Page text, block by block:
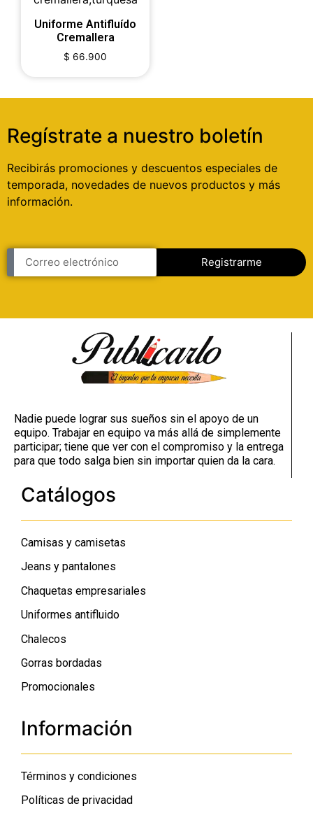
Uniforme Antifluído
Cremallera
$ 66.900
Regístrate a nuestro boletín
Recibirás promociones y descuentos especiales de
temporada, novedades de nuevos productos y más
información.
Registrarme
Nadie puede lograr sus sueños sin el apoyo de un
equipo. Trabajar en equipo va más allá de simplemente
participar; tiene que ver con el compromiso y la entrega
para que todo salga bien sin importar quien da la cara.
Catálogos
Camisas y camisetas
Jeans y pantalones
Chaquetas empresariales
Uniformes antifluido
Chalecos
Gorras bordadas
Promocionales
Información
Términos y condiciones
Políticas de privacidad